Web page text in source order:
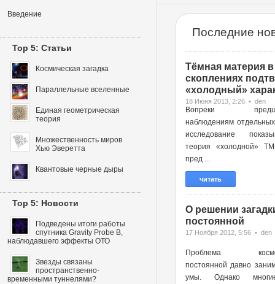
Последние
Тёмная материя в
скоплениях
«холодный»
18 Июня 2013, 2:26 • den
Вопреки
наблюдениям
исследование
теория «холодной»
пред ...
читать
О решении
постоянной
17 Ноября 2012, 5:56 • den
Проблема
постоянной давно
умы. Однако
Введение
Top 5: Статьи
Космическая загадка
Параллельные вселенные
Единая геометрическая
теория
Множественность миров
Хью Эверетта
Квантовые черные дыры
Top 5: Новости
Подведены итоги работы
спутника Gravity Probe B,
наблюдавшего эффекты ОТО
Звезды связаны
пространственно-
временными туннелями?